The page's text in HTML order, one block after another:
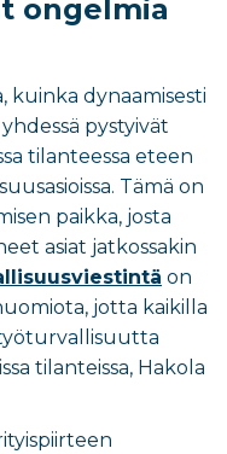
ongelmia
kuinka dynaamisesti
pystyivät
tilanteessa eteen
Tämä on
paikka, josta
asiat jatkossakin
on
jotta kaikilla
tilanteissa, Hakola